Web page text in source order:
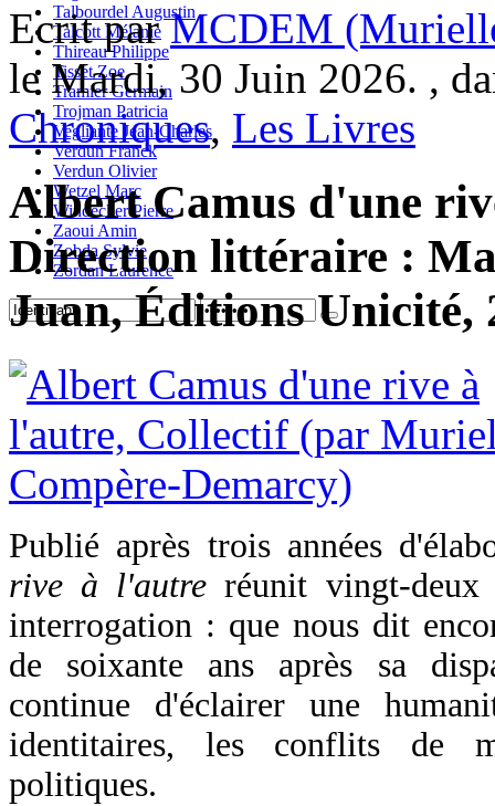
Talbourdel Augustin
Talcott Mélanie
Thireau Philippe
Tisset Zoe
Tramier Germain
Trojman Patricia
Vegliante Jean-Charles
Verdun Franck
Verdun Olivier
Wetzel Marc
Windecker Pierre
Zaoui Amin
Zobda Sylvie
Zordan Laurence
Ecrit parMCDEM
le Mardi, 30 Juin 2026. ,
Chroniques, Les Livres
Albert Camus d'une
Direction littéraire :
Juan, Éditions Unicité,
Publié après trois années
rive à l'autre réunit vingt-deux
interrogation : que nous dit
de soixante ans après sa
continue d'éclairer une
identitaires, les conflits de
politiques.